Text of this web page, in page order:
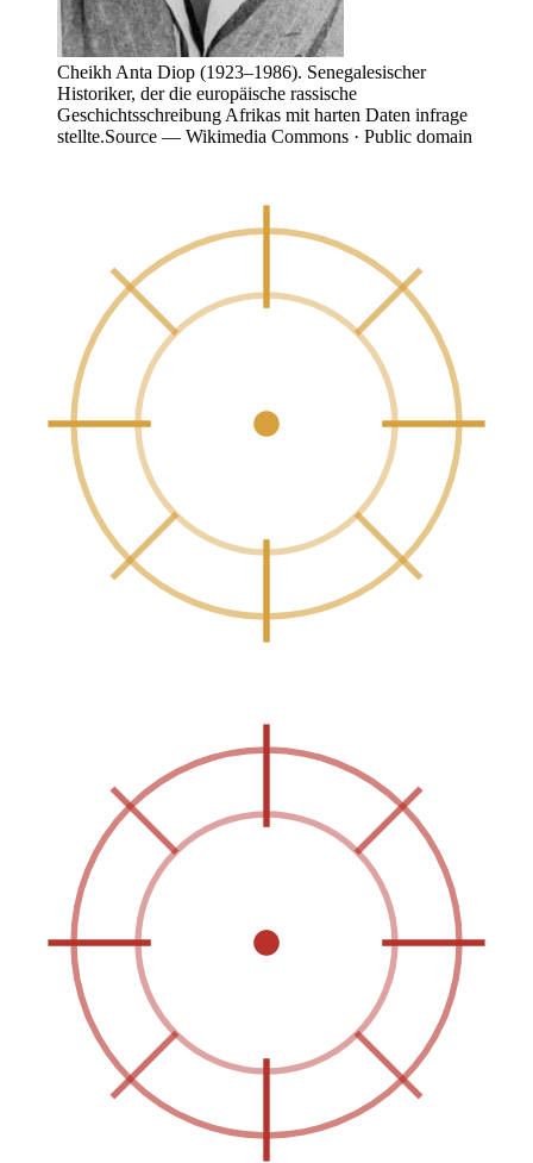
Cheikh Anta Diop (1923–1986). Senegalesischer
Historiker, der die europäische rassische
Geschichtsschreibung Afrikas mit harten Daten infrage
stellte.Source — Wikimedia Commons · Public domain